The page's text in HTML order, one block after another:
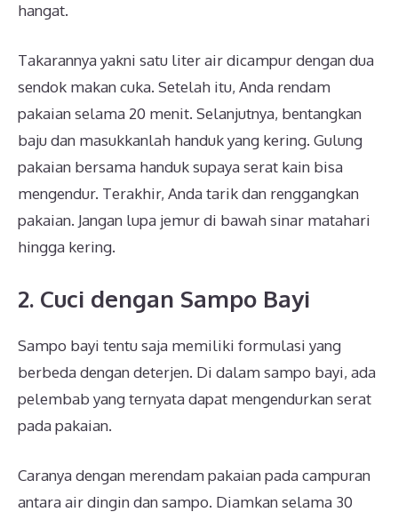
hangat.
Takarannya yakni satu liter air dicampur dengan dua
sendok makan cuka. Setelah itu, Anda rendam
pakaian selama 20 menit. Selanjutnya, bentangkan
baju dan masukkanlah handuk yang kering. Gulung
pakaian bersama handuk supaya serat kain bisa
mengendur. Terakhir, Anda tarik dan renggangkan
pakaian. Jangan lupa jemur di bawah sinar matahari
hingga kering.
2. Cuci dengan Sampo Bayi
Sampo bayi tentu saja memiliki formulasi yang
berbeda dengan deterjen. Di dalam sampo bayi, ada
pelembab yang ternyata dapat mengendurkan serat
pada pakaian.
Caranya dengan merendam pakaian pada campuran
antara air dingin dan sampo. Diamkan selama 30